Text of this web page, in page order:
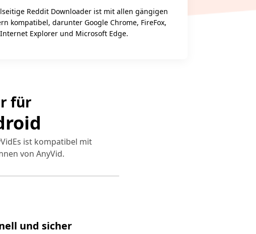
Reddit Downloader ist mit allen gängigen
kompatibel, darunter Google Chrome, FireFox,
Explorer und Microsoft Edge.
für
ist kompatibel mit
von AnyVid.
und sicher